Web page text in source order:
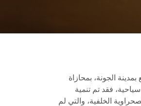
فوتوفولطية بقدرة ٥٠ ميجاوات – يقع بمدينة الجونة، بمحازاة
فقد تم تنمية
الخلفية، والتي لم